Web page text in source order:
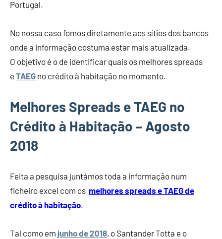
Portugal.
No nossa caso fomos diretamente aos sítios dos bancos
onde a informação costuma estar mais atualizada.
O objetivo é o de identificar quais os melhores spreads
e TAEG no crédito à habitação no momento.
Melhores Spreads e TAEG no
Crédito à Habitação – Agosto
2018
Feita a pesquisa juntámos toda a informação num
ficheiro excel com os melhores spreads e TAEG de
crédito à habitação.
Tal como em junho de 2018, o Santander Totta e o